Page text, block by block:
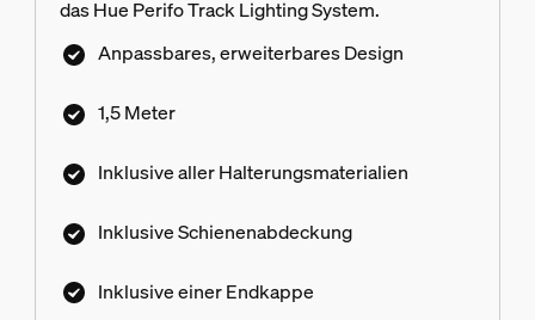
das Hue Perifo Track Lighting System.
Anpassbares, erweiterbares Design
1,5 Meter
Inklusive aller Halterungsmaterialien
Inklusive Schienenabdeckung
Inklusive einer Endkappe